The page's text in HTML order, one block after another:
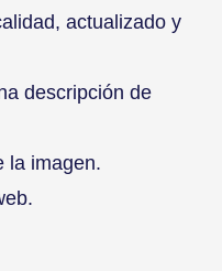
actualizado y
descripción de
la imagen.